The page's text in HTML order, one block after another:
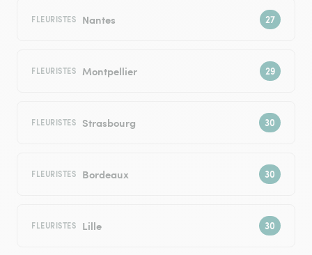
FLEURISTES Nantes
FLEURISTES Montpellier
FLEURISTES Strasbourg
FLEURISTES Bordeaux
FLEURISTES Lille